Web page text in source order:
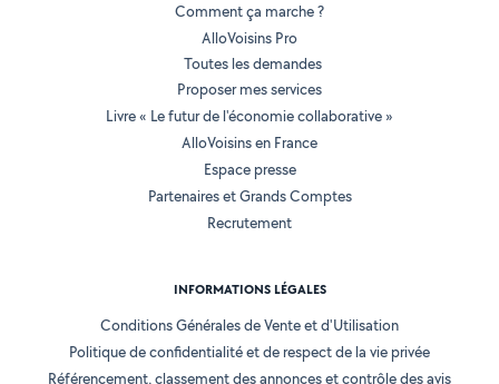
Comment ça marche ?
AlloVoisins Pro
Toutes les demandes
Proposer mes services
Livre « Le futur de l'économie collaborative »
AlloVoisins en France
Espace presse
Partenaires et Grands Comptes
Recrutement
INFORMATIONS LÉGALES
Conditions Générales de Vente et d'Utilisation
Politique de confidentialité et de respect de la vie privée
Référencement, classement des annonces et contrôle des avis